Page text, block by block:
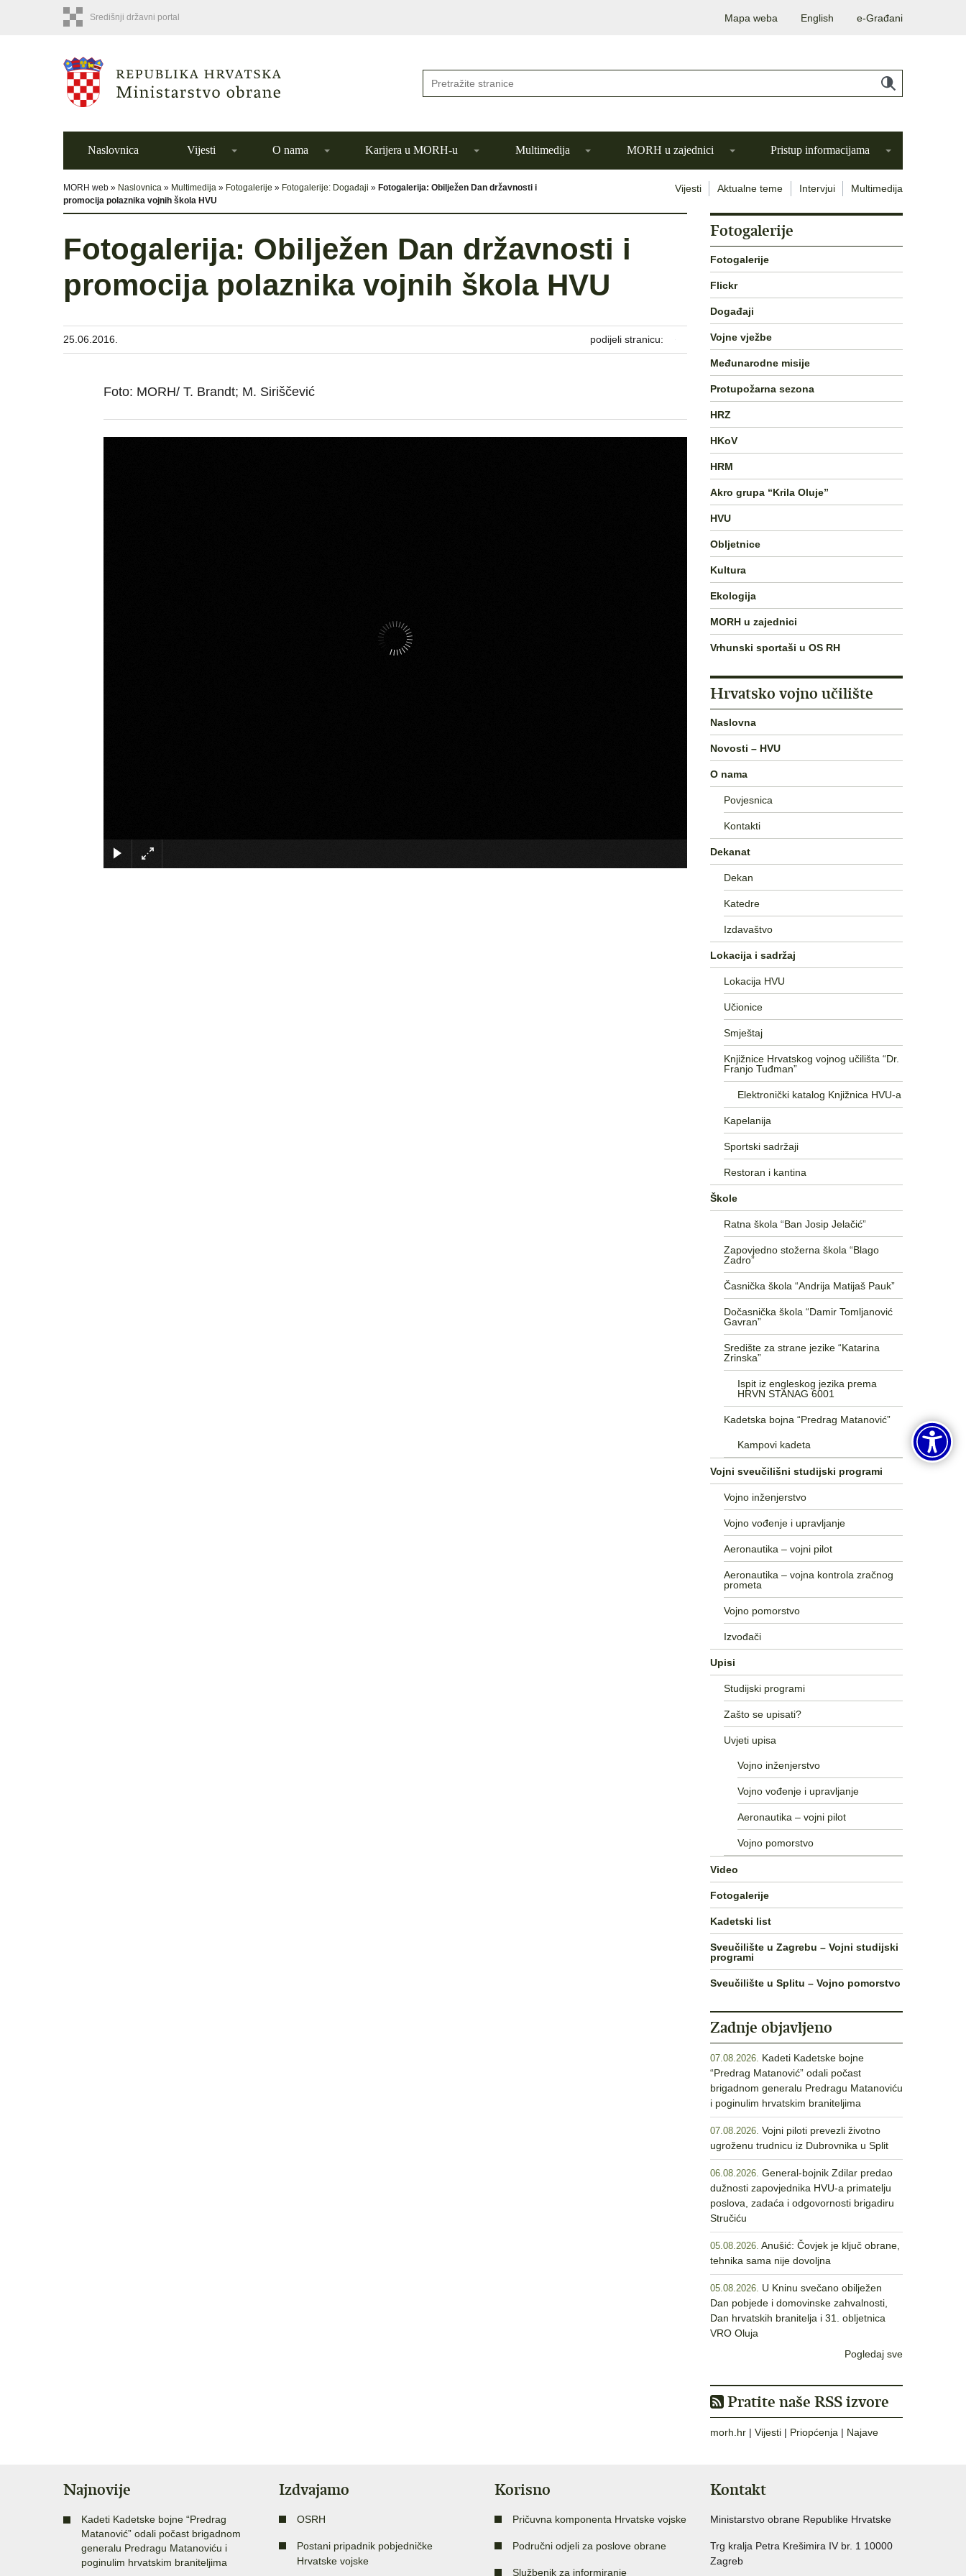
Središnji državni portal Mapa weba English e-Građani
Naslovnica Vijesti O nama Karijera u MORH-u Multimedija MORH u zajednici Pristup informacijama
MORH web » Naslovnica » Multimedija » Fotogalerije » Fotogalerije: Događaji » Fotogalerija: Obilježen Dan državnosti i
promocija polaznika vojnih škola HVU
Vijesti Aktualne teme Intervjui Multimedija
Fotogalerija: Obilježen Dan državnosti i
promocija polaznika vojnih škola HVU
25.06.2016. podijeli stranicu:
Foto: MORH/ T. Brandt; M. Siriščević
Fotogalerije
Fotogalerije
Flickr
Događaji
Vojne vježbe
Međunarodne misije
Protupožarna sezona
HRZ
HKoV
HRM
Akro grupa “Krila Oluje”
HVU
Obljetnice
Kultura
Ekologija
MORH u zajednici
Vrhunski sportaši u OS RH
Hrvatsko vojno učilište
Naslovna
Novosti – HVU
O nama
Povjesnica
Kontakti
Dekanat
Dekan
Katedre
Izdavaštvo
Lokacija i sadržaj
Lokacija HVU
Učionice
Smještaj
Knjižnice Hrvatskog vojnog učilišta “Dr.
Franjo Tuđman”
Elektronički katalog Knjižnica HVU-a
Kapelanija
Sportski sadržaji
Restoran i kantina
Škole
Ratna škola “Ban Josip Jelačić”
Zapovjedno stožerna škola “Blago
Zadro”
Časnička škola “Andrija Matijaš Pauk”
Dočasnička škola “Damir Tomljanović
Gavran”
Središte za strane jezike “Katarina
Zrinska”
Ispit iz engleskog jezika prema
HRVN STANAG 6001
Kadetska bojna “Predrag Matanović”
Kampovi kadeta
Vojni sveučilišni studijski programi
Vojno inženjerstvo
Vojno vođenje i upravljanje
Aeronautika – vojni pilot
Aeronautika – vojna kontrola zračnog
prometa
Vojno pomorstvo
Izvođači
Upisi
Studijski programi
Zašto se upisati?
Uvjeti upisa
Vojno inženjerstvo
Vojno vođenje i upravljanje
Aeronautika – vojni pilot
Vojno pomorstvo
Video
Fotogalerije
Kadetski list
Sveučilište u Zagrebu – Vojni studijski
programi
Sveučilište u Splitu – Vojno pomorstvo
Zadnje objavljeno
07.08.2026. Kadeti Kadetske bojne
“Predrag Matanović” odali počast
brigadnom generalu Predragu Matanoviću
i poginulim hrvatskim braniteljima
07.08.2026. Vojni piloti prevezli životno
ugroženu trudnicu iz Dubrovnika u Split
06.08.2026. General-bojnik Zdilar predao
dužnosti zapovjednika HVU-a primatelju
poslova, zadaća i odgovornosti brigadiru
Stručiću
05.08.2026. Anušić: Čovjek je ključ obrane,
tehnika sama nije dovoljna
05.08.2026. U Kninu svečano obilježen
Dan pobjede i domovinske zahvalnosti,
Dan hrvatskih branitelja i 31. obljetnica
VRO Oluja
Pogledaj sve
Pratite naše RSS izvore
morh.hr | Vijesti | Priopćenja | Najave
Najnovije
Kadeti Kadetske bojne “Predrag
Matanović” odali počast brigadnom
generalu Predragu Matanoviću i
poginulim hrvatskim braniteljima
Izdvajamo
OSRH
Postani pripadnik pobjedničke
Hrvatske vojske
Korisno
Pričuvna komponenta Hrvatske vojske
Područni odjeli za poslove obrane
Službenik za informiranje
Kontakt
Ministarstvo obrane Republike Hrvatske
Trg kralja Petra Krešimira IV br. 1 10000
Zagreb